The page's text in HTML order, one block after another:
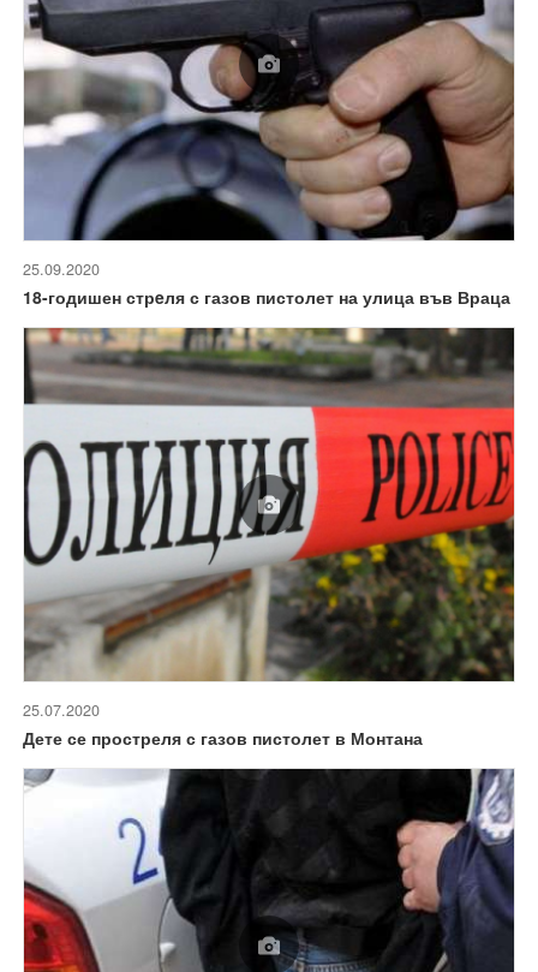
25.09.2020
18-годишен стрeля с газов пистолет на улица във Враца
25.07.2020
Дете се простреля с газов пистолет в Монтана